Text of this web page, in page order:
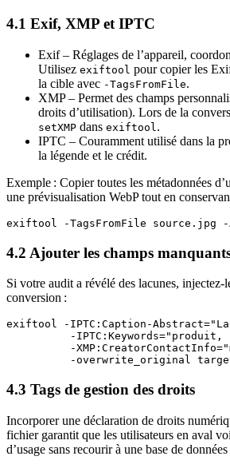
4.1 Exif, XMP et IPTC
Exif– Réglages de l’appareil,
Utilisez exiftool pour copier les
la cible avec -TagsFromFile.
XMP– Permet des champs
droits d’utilisation). Lors de la
setXMP dans exiftool .
IPTC – Couramment utilisé dans la
la légende et le crédit.
Exemple : Copier toutes les métadonnées
une prévisualisation WebP tout en
4.2 Ajouter les champs
Si votre audit a révélé des lacunes,
conversion :
exiftool -IPTC:Caption-
-IPTC:Keywords="produit,
-
4.3 Tags de gestion des droits
Incorporer une déclaration de droits
fichier garantit que les utilisateurs en aval
d’usage sans recourir à une base de